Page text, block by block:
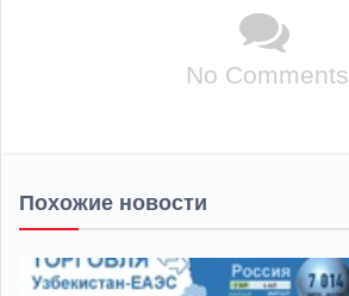
No Comments
Похожие новости